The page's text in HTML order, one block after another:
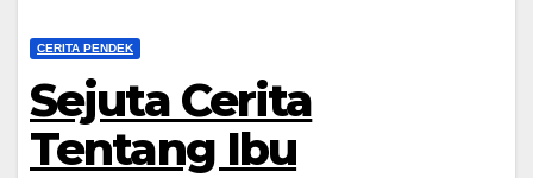
CERITA PENDEK
Sejuta Cerita
Tentang Ibu